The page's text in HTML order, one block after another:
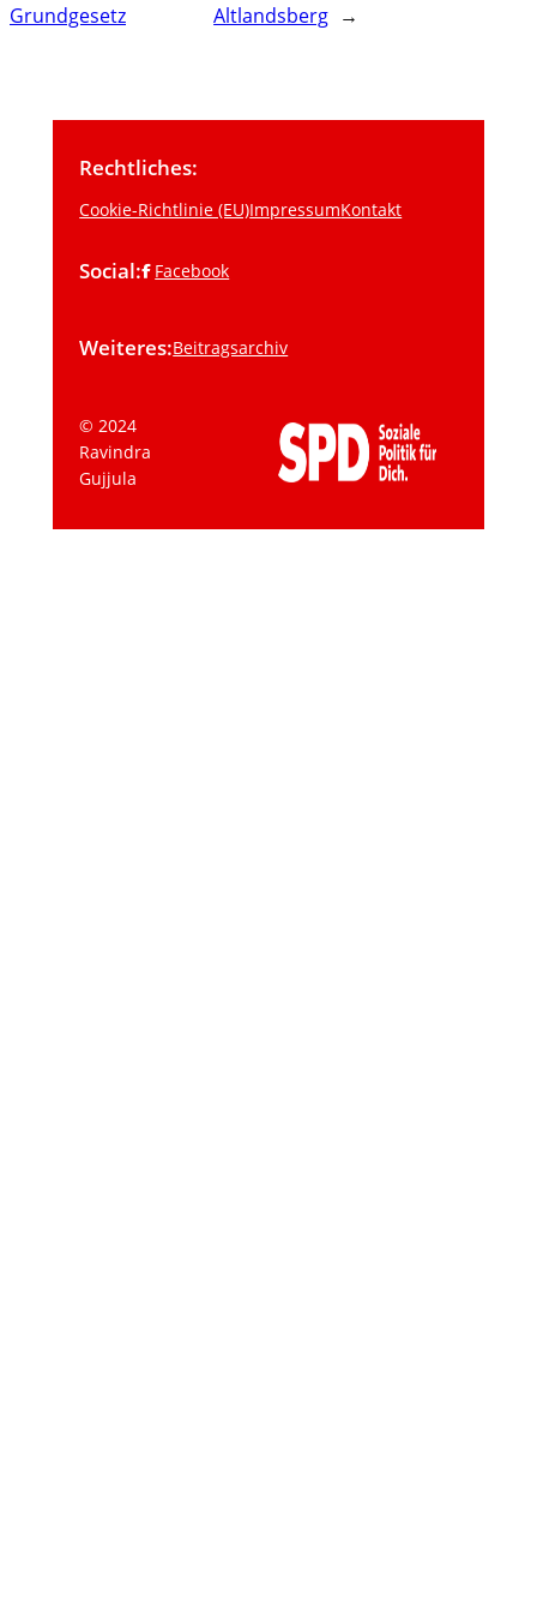
Grundgesetz
Altlandsberg →
Rechtliches:
Cookie-Richtlinie (EU)ImpressumKontakt
Social: Facebook
Weiteres:Beitragsarchiv
© 2024
Ravindra
Gujjula